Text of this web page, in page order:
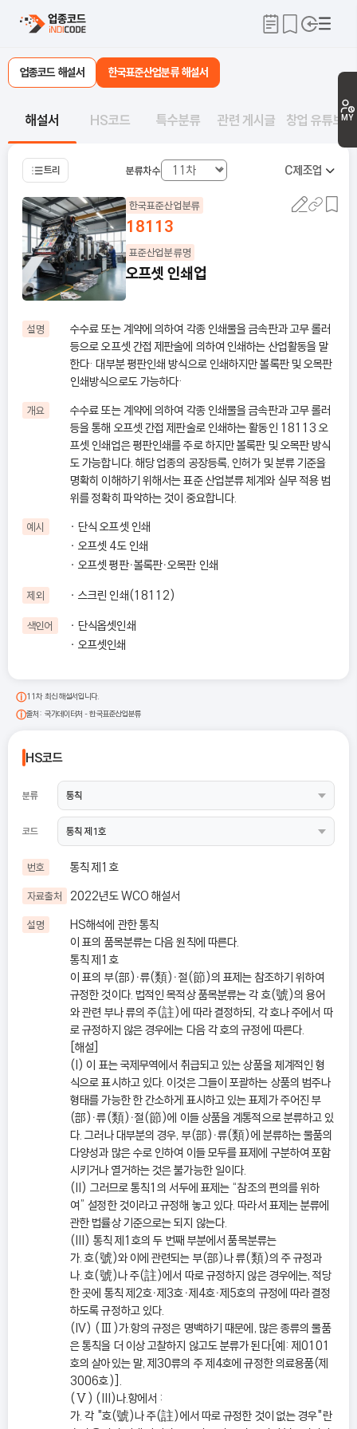
MY
업종코드 해설서 한국표준산업분류 해설서
해설서 HS코드 특수분류 관련 게시글 창업 유튜브
트리 분류차수 C제조업
한국표준산업분류
18113
표준산업분류명
오프셋 인쇄업
설명
수수료 또는 계약에 의하여 각종 인쇄물을 금속판과 고무 롤러
등으로 오프셋 간접 제판술에 의하여 인쇄하는 산업활동을 말
한다· 대부분 평판인쇄 방식으로 인쇄하지만 볼록판 및 오목판
인쇄방식으로도 가능하다·
개요
수수료 또는 계약에 의하여 각종 인쇄물을 금속판과 고무 롤러
등을 통해 오프셋 간접 제판술로 인쇄하는 활동인 18113 오
프셋 인쇄업은 평판인쇄를 주로 하지만 볼록판 및 오목판 방식
도 가능합니다. 해당 업종의 공장등록, 인허가 및 분류 기준을
명확히 이해하기 위해서는 표준 산업분류 체계와 실무 적용 범
위를 정확히 파악하는 것이 중요합니다.
예시
단식 오프셋 인쇄
오프셋 4도 인쇄
오프셋 평판ㆍ볼록판ㆍ오목판 인쇄
제외 스크린 인쇄(18112)
색인어
단식옵셋인쇄
오프셋인쇄
11차 최신 해설서입니다.
출처: 국가데이터처 - 한국표준산업분류
HS코드
분류
코드
번호 통칙 제1호
자료출처 2022년도 WCO 해설서
설명
HS해석에 관한 통칙
이 표의 품목분류는 다음 원칙에 따른다.
통칙 제1호
이 표의 부(部)ㆍ류(類)ㆍ절(節)의 표제는 참조하기 위하여
규정한 것이다. 법적인 목적상 품목분류는 각 호(號)의 용어
와 관련 부나 류의 주(註)에 따라 결정하되, 각 호나 주에서 따
로 규정하지 않은 경우에는 다음 각 호의 규정에 따른다.
[해설]
(I) 이 표는 국제무역에서 취급되고 있는 상품을 체계적인 형
식으로 표시하고 있다. 이것은 그들이 포괄하는 상품의 범주나
형태를 가능한 한 간소하게 표시하고 있는 표제가 주어진 부
(部)ㆍ류(類)ㆍ절(節)에 이들 상품을 계통적으로 분류하고 있
다. 그러나 대부분의 경우, 부(部)ㆍ류(類)에 분류하는 물품의
다양성과 많은 수로 인하여 이들 모두를 표제에 구분하여 포함
시키거나 열거하는 것은 불가능한 일이다.
(II) 그러므로 통칙1의 서두에 표제는 “참조의 편의를 위하
여” 설정한 것이라고 규정해 놓고 있다. 따라서 표제는 분류에
관한 법률상 기준으로는 되지 않는다.
(III) 통칙 제1호의 두 번째 부분에서 품목분류는
가. 호(號)와 이에 관련되는 부(部)나 류(類)의 주 규정과
나. 호(號)나 주(註)에서 따로 규정하지 않은 경우에는, 적당
한 곳에 통칙 제2호ㆍ제3호ㆍ제4호ㆍ제5호의 규정에 따라 결정
하도록 규정하고 있다.
(IV) (Ⅲ)가.항의 규정은 명백하기 때문에, 많은 종류의 물품
은 통칙을 더 이상 고찰하지 않고도 분류가 된다[예: 제0101
호의 살아있는 말, 제30류의 주 제4호에 규정한 의료용품(제
3006호)].
(Ⅴ) (III)나.항에서 :
가. 각 "호(號)나 주(註)에서 따로 규정한 것이 없는 경우"란